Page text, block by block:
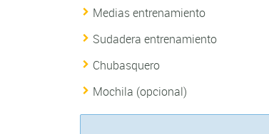
Medias entrenamiento
Sudadera entrenamiento
Chubasquero
Mochila (opcional)